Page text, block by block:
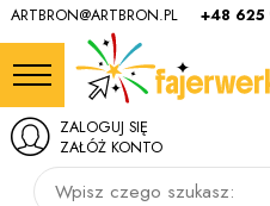
ARTBRON@ARTBRON.PL +48 625
Wpisz czego szukasz:
ZALOGUJ SIĘ
ZAŁÓŻ KONTO